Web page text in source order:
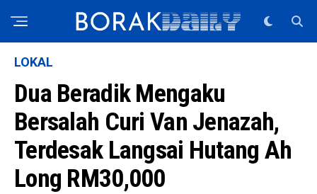
LOKAL
Dua Beradik Mengaku
Bersalah Curi Van Jenazah,
Terdesak Langsai Hutang Ah
Long RM30,000